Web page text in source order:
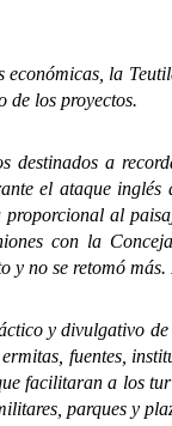
la Teutila
de los proyectos.
a recordar
el ataque
al
con la
y no se retomó
y divulgativo de la
fuentes,
facilitaran a los
parques y